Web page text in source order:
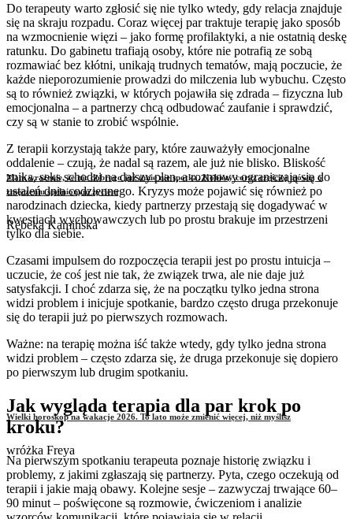
Mam wrażenie, że nic dobrego już mnie nie spotka. Kobiety coraz częściej mówią o
zmęczeniu spełnionym życiem
Rebeka Kamińska
Wielki horoskop na wakacje 2026. To lato może zmienić więcej, niż myślisz
wróżka Freya
Do terapeuty warto zgłosić się nie tylko wtedy, gdy relacja znajduje
się na skraju rozpadu. Coraz więcej par traktuje terapię jako sposób
na wzmocnienie więzi – jako formę profilaktyki, a nie ostatnią deskę
ratunku. Do gabinetu trafiają osoby, które nie potrafią ze sobą
rozmawiać bez kłótni, unikają trudnych tematów, mają poczucie, że
każde nieporozumienie prowadzi do milczenia lub wybuchu. Często
są to również związki, w których pojawiła się zdrada – fizyczna lub
emocjonalna – a partnerzy chcą odbudować zaufanie i sprawdzić,
czy są w stanie to zrobić wspólnie.
Z terapii korzystają także pary, które zauważyły emocjonalne
oddalenie – czują, że nadal są razem, ale już nie blisko. Bliskość
znika, seks schodzi na dalszy plan, a rozmowy ograniczają się do
ustaleń dnia codziennego. Kryzys może pojawić się również po
narodzinach dziecka, kiedy partnerzy przestają się dogadywać w
kwestiach wychowawczych lub po prostu brakuje im przestrzeni
tylko dla siebie.
Czasami impulsem do rozpoczęcia terapii jest po prostu intuicja –
uczucie, że coś jest nie tak, że związek trwa, ale nie daje już
satysfakcji. I choć zdarza się, że na początku tylko jedna strona
widzi problem i inicjuje spotkanie, bardzo często druga przekonuje
się do terapii już po pierwszych rozmowach.
Ważne: na terapię można iść także wtedy, gdy tylko jedna strona
widzi problem – często zdarza się, że druga przekonuje się dopiero
po pierwszym lub drugim spotkaniu.
Jak wygląda terapia dla par krok po
kroku?
Na pierwszym spotkaniu terapeuta poznaje historię związku i
problemy, z jakimi zgłaszają się partnerzy. Pyta, czego oczekują od
terapii i jakie mają obawy. Kolejne sesje – zazwyczaj trwające 60–
90 minut – poświęcone są rozmowie, ćwiczeniom i analizie